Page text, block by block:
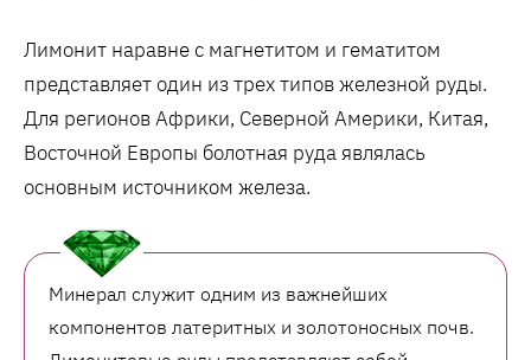
Лимонит наравне с магнетитом и гематитом
представляет один из трех типов железной руды.
Для регионов Африки, Северной Америки, Китая,
Восточной Европы болотная руда являлась
основным источником железа.
Минерал служит одним из важнейших
компонентов латеритных и золотоносных почв.